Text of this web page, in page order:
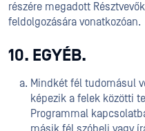
részére megadott
feldolgozására vonatkozóan.
10. EGYÉB.
Mindkét fél tudomásul
képezik a felek közötti
Programmal